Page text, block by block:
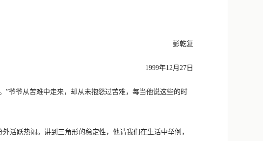
彭乾复
1999年12月27日
爷爷从苦难中走来，却从未抱怨过苦难，每当他说这些的时
跃热闹。讲到三角形的稳定性，他请我们在生活中举例，